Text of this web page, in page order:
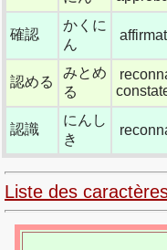
確認
かくに
ん
認める
みとめ
る
認識
にんし
き
Liste des